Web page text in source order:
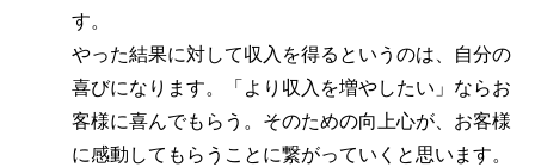
す。
やった結果に対して収入を得るというのは、自分の
喜びになります。「より収入を増やしたい」ならお
客様に喜んでもらう。そのための向上心が、お客様
に感動してもらうことに繋がっていくと思います。